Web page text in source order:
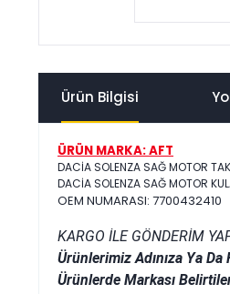
Ürün Bilgisi
ÜRÜN MARKA: AFT
DACİA SOLENZA SAĞ MOTOR
DACİA SOLENZA SAĞ MOTOR
OEM NUMARASI: 7700432410
KARGO İLE GÖNDERİM
Ürünlerimiz Adınıza Ya
Ürünlerde Markası